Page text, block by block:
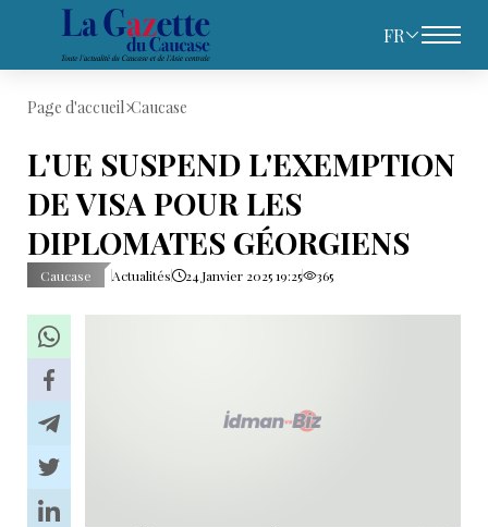
FR
Page d'accueil Caucase
L'UE SUSPEND L'EXEMPTION
DE VISA POUR LES
DIPLOMATES GÉORGIENS
Caucase Actualités 24 Janvier 2025 19:25 365